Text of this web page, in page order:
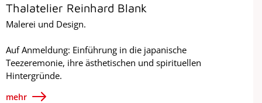
Thalatelier Reinhard Blank
Malerei und Design.
Auf Anmeldung: Einführung in die japanische
Teezeremonie, ihre ästhetischen und spirituellen
Hintergründe.
mehr